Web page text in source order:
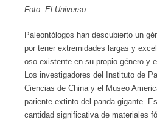
Foto: El Universo
Paleontólogos han descubierto un
por tener extremidades largas y
oso existente en su propio género y
Los investigadores del Instituto de
Ciencias de China y el Museo
pariente extinto del panda gigante.
cantidad significativa de materiales